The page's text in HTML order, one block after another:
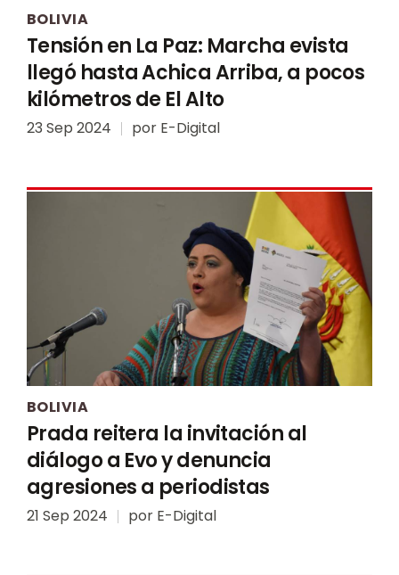
BOLIVIA
Tensión en La Paz: Marcha evista
llegó hasta Achica Arriba, a pocos
kilómetros de El Alto
23 Sep 2024 por E-Digital
BOLIVIA
Prada reitera la invitación al
diálogo a Evo y denuncia
agresiones a periodistas
21 Sep 2024 por E-Digital